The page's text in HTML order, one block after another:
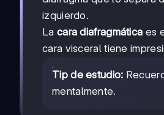
izquierdo.
La cara diafragmática es
cara visceral tiene
Tip de estudio:
mentalmente.